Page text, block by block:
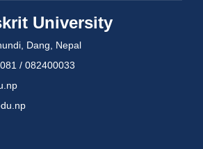
University
Dang, Nepal
/ 082400033